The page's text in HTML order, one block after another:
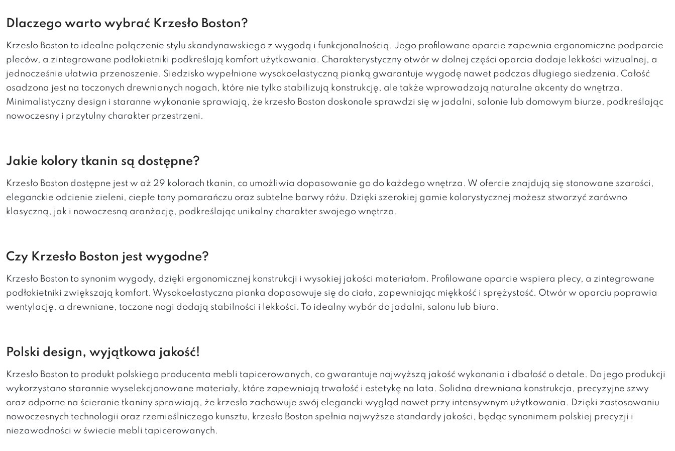
Dlaczego warto wybrać Krzesło Boston?
Krzesło Boston to idealne połączenie stylu skandynawskiego z wygodą i funkcjonalnością. Jego profilowane oparcie zapewnia ergonomiczne podparcie
pleców, a zintegrowane podłokietniki podkreślają komfort użytkowania. Charakterystyczny otwór w dolnej części oparcia dodaje lekkości wizualnej, a
jednocześnie ułatwia przenoszenie. Siedzisko wypełnione wysokoelastyczną pianką gwarantuje wygodę nawet podczas długiego siedzenia. Całość
osadzona jest na toczonych drewnianych nogach, które nie tylko stabilizują konstrukcję, ale także wprowadzają naturalne akcenty do wnętrza.
Minimalistyczny design i staranne wykonanie sprawiają, że krzesło Boston doskonale sprawdzi się w jadalni, salonie lub domowym biurze, podkreślając
nowoczesny i przytulny charakter przestrzeni.
Jakie kolory tkanin są dostępne?
Krzesło Boston dostępne jest w aż 29 kolorach tkanin, co umożliwia dopasowanie go do każdego wnętrza. W ofercie znajdują się stonowane szarości,
eleganckie odcienie zieleni, ciepłe tony pomarańczu oraz subtelne barwy różu. Dzięki szerokiej gamie kolorystycznej możesz stworzyć zarówno
klasyczną, jak i nowoczesną aranżację, podkreślając unikalny charakter swojego wnętrza.
Czy Krzesło Boston jest wygodne?
Krzesło Boston to synonim wygody, dzięki ergonomicznej konstrukcji i wysokiej jakości materiałom. Profilowane oparcie wspiera plecy, a zintegrowane
podłokietniki zwiększają komfort. Wysokoelastyczna pianka dopasowuje się do ciała, zapewniając miękkość i sprężystość. Otwór w oparciu poprawia
wentylację, a drewniane, toczone nogi dodają stabilności i lekkości. To idealny wybór do jadalni, salonu lub biura.
Polski design, wyjątkowa jakość!
Krzesło Boston to produkt polskiego producenta mebli tapicerowanych, co gwarantuje najwyższą jakość wykonania i dbałość o detale. Do jego produkcji
wykorzystano starannie wyselekcjonowane materiały, które zapewniają trwałość i estetykę na lata. Solidna drewniana konstrukcja, precyzyjne szwy
oraz odporne na ścieranie tkaniny sprawiają, że krzesło zachowuje swój elegancki wygląd nawet przy intensywnym użytkowania. Dzięki zastosowaniu
nowoczesnych technologii oraz rzemieślniczego kunsztu, krzesło Boston spełnia najwyższe standardy jakości, będąc synonimem polskiej precyzji i
niezawodności w świecie mebli tapicerowanych.